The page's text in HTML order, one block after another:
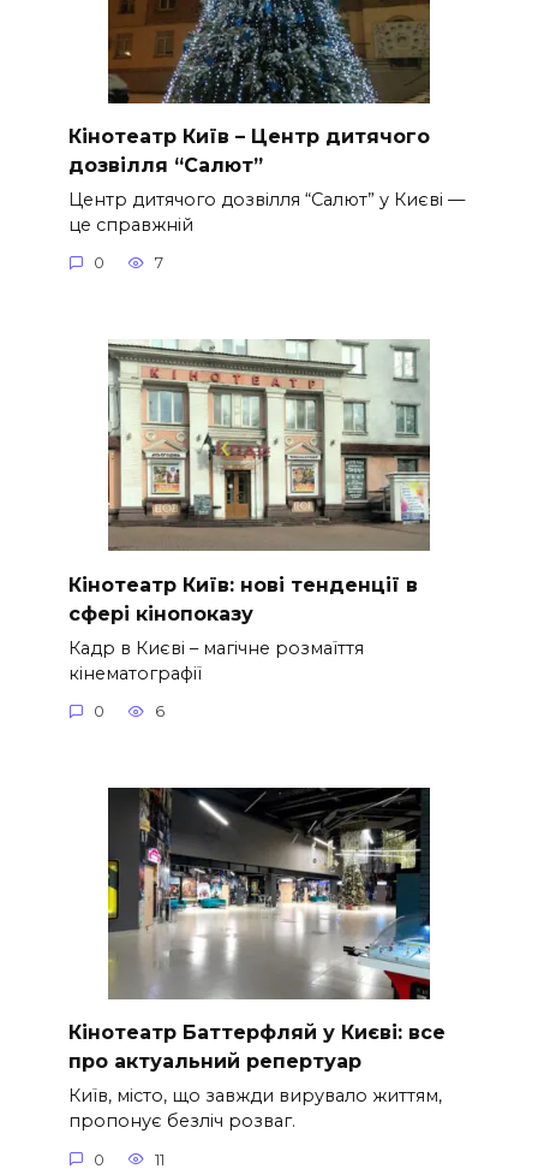
Кінотеатр Київ – Центр дитячого
дозвілля “Салют”
Центр дитячого дозвілля “Салют” у Києві —
це справжній
0 7
Кінотеатр Київ: нові тенденції в
сфері кінопоказу
Кадр в Києві – магічне розмаїття
кінематографії
0 6
Кінотеатр Баттерфляй у Києві: все
про актуальний репертуар
Київ, місто, що завжди вирувало життям,
пропонує безліч розваг.
0 11